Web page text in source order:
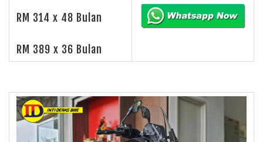
RM 314 x 48 Bulan
RM 389 x 36 Bulan